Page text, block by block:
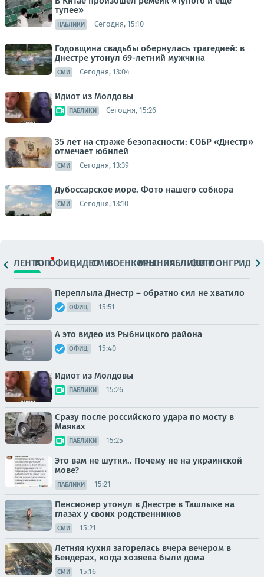
тупее»
ПАБЛИКИ Сегодня, 15:10
Годовщина свадьбы обернулась трагедией: в
Днестре утонул 69-летний мужчина
СМИ Сегодня, 13:04
Идиот из Молдовы
ПАБЛИКИ Сегодня, 15:26
35 лет на страже безопасности: СОБР «Днестр»
отмечает юбилей
СМИ Сегодня, 13:39
Дубоссарское море. Фото нашего собкора
СМИ Сегодня, 13:10
ЛЕНТАТОПОФИЦ.ВИДЕОСМИВОЕНКОРЫМНЕНИЯПАБЛИКИ
ФОТОЛОНГРИДЫ
Переплыла Днестр – обратно сил не хватило
ОФИЦ. 15:51
А это видео из Рыбницкого района
ОФИЦ. 15:40
Идиот из Молдовы
ПАБЛИКИ 15:26
Сразу после российского удара по мосту в
Маяках
ПАБЛИКИ 15:25
Это вам не шутки.. Почему не на украинской
мове?
ПАБЛИКИ 15:21
Пенсионер утонул в Днестре в Ташлыке на
глазах у своих родственников
СМИ 15:21
Летняя кухня загорелась вчера вечером в
Бендерах, когда хозяева были дома
СМИ 15:16